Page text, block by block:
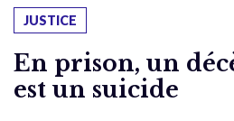
JUSTICE
En prison, un
est un suicide